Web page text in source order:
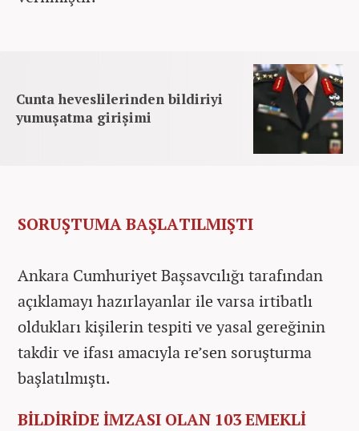
Cunta heveslilerinden bildiriyi
yumuşatma girişimi
SORUŞTUMA BAŞLATILMIŞTI
Ankara Cumhuriyet Başsavcılığı tarafından
açıklamayı hazırlayanlar ile varsa irtibatlı
oldukları kişilerin tespiti ve yasal gereğinin
takdir ve ifası amacıyla re’sen soruşturma
başlatılmıştı.
BİLDİRİDE İMZASI OLAN 103 EMEKLİ